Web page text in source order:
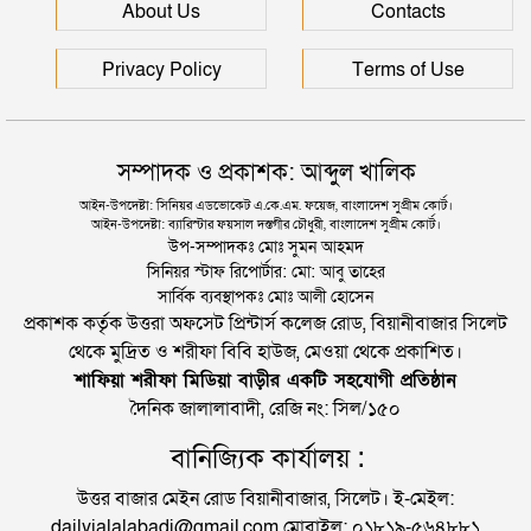
সিলেটে আরও দুইজনের মৃত্যু, হাসপাতালে ৩ শতাধিক
About Us Contacts
Privacy Policy Terms of Use
সম্পাদক ও প্রকাশক: আব্দুল খালিক
আইন-উপদেষ্টা: সিনিয়র এডভোকেট এ.কে.এম. ফয়েজ, বাংলাদেশ সুপ্রীম কোর্ট।
আইন-উপদেষ্টা: ব্যারিস্টার ফয়সাল দস্তগীর চৌধুরী, বাংলাদেশ সুপ্রীম কোর্ট।
উপ-সম্পাদকঃ মোঃ সুমন আহমদ
সিনিয়র স্টাফ রিপোর্টার: মো: আবু তাহের
সার্বিক ব্যবস্থাপকঃ মোঃ আলী হোসেন
প্রকাশক কর্তৃক উত্তরা অফসেট প্রিন্টার্স কলেজ রোড, বিয়ানীবাজার সিলেট
থেকে মুদ্রিত ও শরীফা বিবি হাউজ, মেওয়া থেকে প্রকাশিত।
শাফিয়া শরীফা মিডিয়া বাড়ীর একটি সহযোগী প্রতিষ্ঠান
দৈনিক জালালাবাদী, রেজি নং: সিল/১৫০
বানিজ্যিক কার্যালয় :
উত্তর বাজার মেইন রোড বিয়ানীবাজার, সিলেট। ই-মেইল: